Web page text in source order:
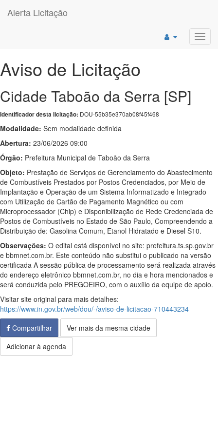
Alerta Licitação
Aviso de Licitação
Cidade Taboão da Serra [SP]
Identificador desta licitação: DOU-55b35e370ab08f45f468
Modalidade: Sem modalidade definida
Abertura: 23/06/2026 09:00
Órgão: Prefeitura Municipal de Taboão da Serra
Objeto: Prestação de Serviços de Gerenciamento do Abastecimento
de Combustíveis Prestados por Postos Credenciados, por Meio de
Implantação e Operação de um Sistema Informatizado e Integrado
com Utilização de Cartão de Pagamento Magnético ou com
Microprocessador (Chip) e Disponibilização de Rede Credenciada de
Postos de Combustíveis no Estado de São Paulo, Compreendendo a
Distribuição de: Gasolina Comum, Etanol Hidratado e Diesel S10.
Observações: O edital está disponível no site: prefeitura.ts.sp.gov.br
e bbmnet.com.br. Este conteúdo não substitui o publicado na versão
certificada A sessão pública de processamento será realizada através
do endereço eletrônico bbmnet.com.br, no dia e hora mencionados e
será conduzida pelo PREGOEIRO, com o auxílio da equipe de apoio.
Visitar site original para mais detalhes:
https://www.in.gov.br/web/dou/-/aviso-de-licitacao-710443234
Compartilhar
Ver mais da mesma cidade
Adicionar à agenda